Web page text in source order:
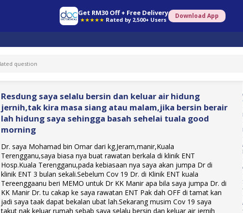
Get RM30 Off + Free Delivery
★★★★★ Rated by 2,500+ Users Download App
Resdung saya selalu bersin dan keluar air hidung
jernih,tak kira masa siang atau malam,jika bersin berair
lah hidung saya sehingga basah sehelai tuala good
morning
Dr. saya Mohamad bin Omar dari kg.Jeram,manir,Kuala
Terengganu,saya biasa nya buat rawatan berkala di klinik ENT
Hosp.Kuala Terengganu,pada kebiasaan nya saya akan jumpa Dr di
klinik ENT 3 bulan sekali.Sebelum Cov 19 Dr. di Klinik ENT kuala
Tereenggaanu beri MEMO untuk Dr KK Manir apa bila saya jumpa Dr. di
KK Manir Dr. tu cakap ke saya rawatan ENT Pak dah OFF di tamat kan
jadi saya taak dapat bekalan ubat lah.Sekarang musim Cov 19 saya
takut nak keluar rumah sebab saya selalu bersin dan keluar air jernih